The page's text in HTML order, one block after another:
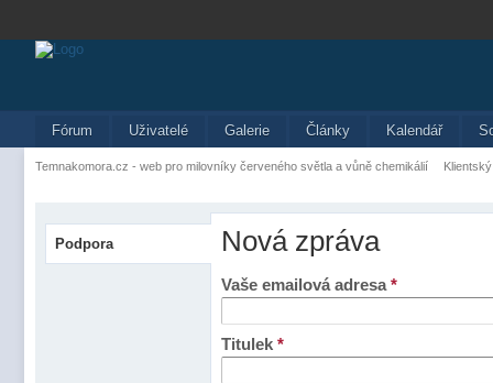
Fórum Uživatelé Galerie Články Kalendář
Temnakomora.cz - web pro milovníky červeného světla a vůně chemikálií
Podpora Nová zpráva
Vaše emailová adresa*
Titulek *